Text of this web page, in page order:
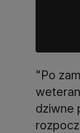
"Po
dziwne